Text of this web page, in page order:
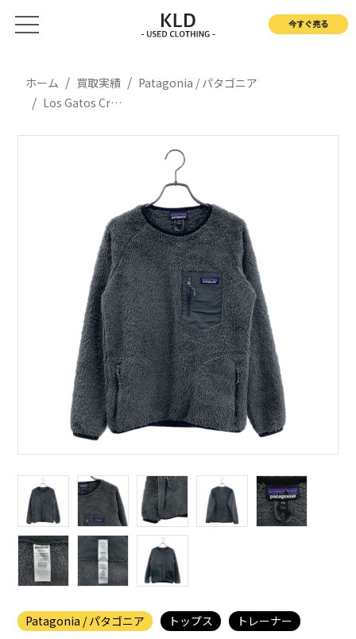
今すぐ売る
ホーム 買取実績
Patagonia / パタゴニア
Los Gatos Crew / 25895 ロス・ガトス・クルー プルオーバー / メッシュ総裏地
Patagonia / パタゴニア トップス トレーナー